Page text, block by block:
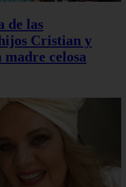
de las
Cristian y
madre celosa